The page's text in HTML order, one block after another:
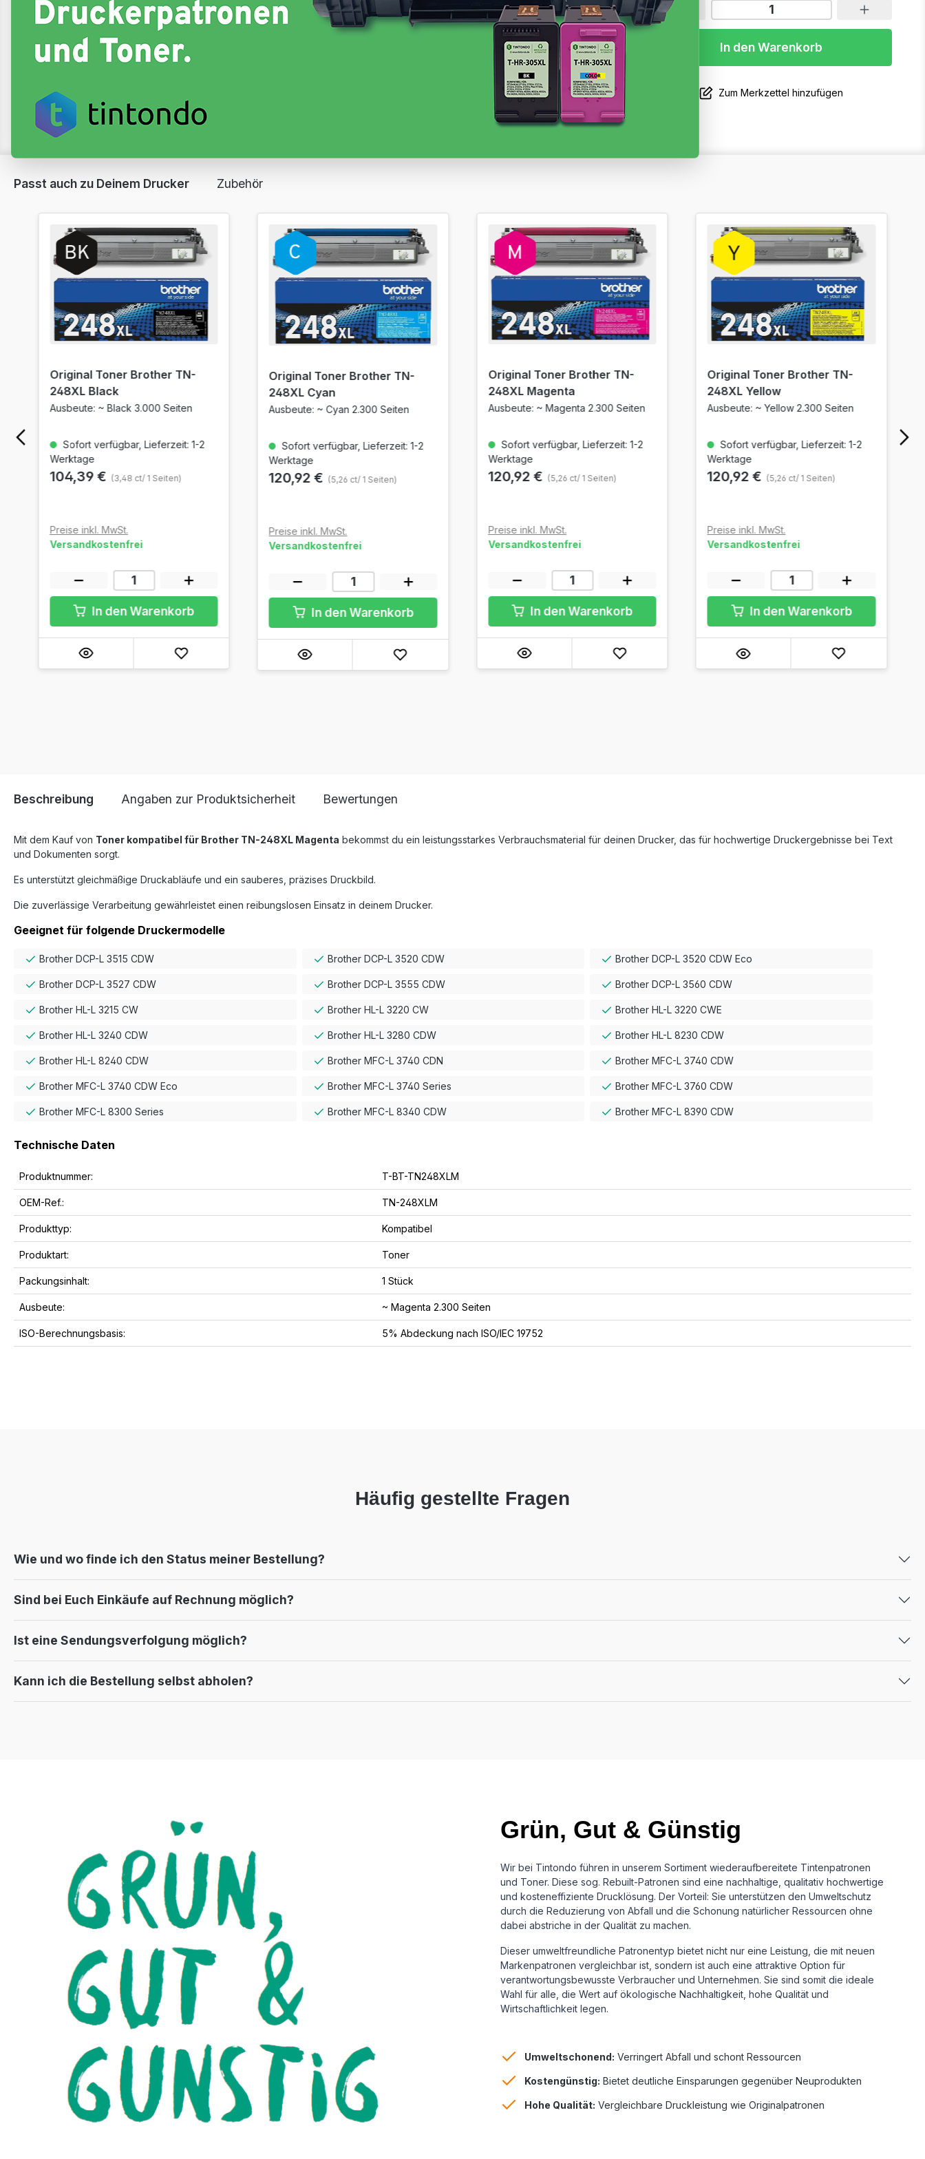
Sofort verfügbar, Lieferzeit: 1-2 Werktage
Sofort verfügbar, Lieferzeit: 1-2 Werktage
Sofort verfügbar, Lieferzeit: 1-2 Werktage
Weitere Variationen anzeigen
In den Warenkorb
Zum Merkzettel hinzufügen
Passt auch zu Deinem Drucker Zubehör
Original Toner Brother TN-
248XL Black
Ausbeute: ~ Black 3.000 Seiten
Sofort verfügbar, Lieferzeit: 1-2
Werktage
104,39 € (3,48 ct/ 1 Seiten)
Preise inkl. MwSt.
Versandkostenfrei
In den Warenkorb
Original Toner Brother TN-
248XL Cyan
Ausbeute: ~ Cyan 2.300 Seiten
Sofort verfügbar, Lieferzeit: 1-2
Werktage
120,92 € (5,26 ct/ 1 Seiten)
Preise inkl. MwSt.
Versandkostenfrei
In den Warenkorb
Original Toner Brother TN-
248XL Magenta
Ausbeute: ~ Magenta 2.300 Seiten
Sofort verfügbar, Lieferzeit: 1-2
Werktage
120,92 € (5,26 ct/ 1 Seiten)
Preise inkl. MwSt.
Versandkostenfrei
In den Warenkorb
Original Toner Brother TN-
248XL Yellow
Ausbeute: ~ Yellow 2.300 Seiten
Sofort verfügbar, Lieferzeit: 1-2
Werktage
120,92 € (5,26 ct/ 1 Seiten)
Preise inkl. MwSt.
Versandkostenfrei
In den Warenkorb
Beschreibung Angaben zur Produktsicherheit Bewertungen
Mit dem Kauf von Toner kompatibel für Brother TN-248XL Magenta bekommst du ein leistungsstarkes Verbrauchsmaterial für deinen Drucker, das für hochwertige Druckergebnisse bei Text
und Dokumenten sorgt.
Es unterstützt gleichmäßige Druckabläufe und ein sauberes, präzises Druckbild.
Die zuverlässige Verarbeitung gewährleistet einen reibungslosen Einsatz in deinem Drucker.
Geeignet für folgende Druckermodelle
Brother DCP-L 3515 CDW Brother DCP-L 3520 CDW Brother DCP-L 3520 CDW Eco
Brother DCP-L 3527 CDW Brother DCP-L 3555 CDW Brother DCP-L 3560 CDW
Brother HL-L 3215 CW Brother HL-L 3220 CW Brother HL-L 3220 CWE
Brother HL-L 3240 CDW Brother HL-L 3280 CDW Brother HL-L 8230 CDW
Brother HL-L 8240 CDW Brother MFC-L 3740 CDN Brother MFC-L 3740 CDW
Brother MFC-L 3740 CDW Eco Brother MFC-L 3740 Series Brother MFC-L 3760 CDW
Brother MFC-L 8300 Series Brother MFC-L 8340 CDW Brother MFC-L 8390 CDW
Technische Daten
Produktnummer: T-BT-TN248XLM
OEM-Ref.: TN-248XLM
Produkttyp: Kompatibel
Produktart: Toner
Packungsinhalt: 1 Stück
Ausbeute: ~ Magenta 2.300 Seiten
ISO-Berechnungsbasis: 5% Abdeckung nach ISO/IEC 19752
Häufig gestellte Fragen
Wie und wo finde ich den Status meiner Bestellung?
Sind bei Euch Einkäufe auf Rechnung möglich?
Ist eine Sendungsverfolgung möglich?
Kann ich die Bestellung selbst abholen?
Grün, Gut & Günstig
Wir bei Tintondo führen in unserem Sortiment wiederaufbereitete Tintenpatronen
und Toner. Diese sog. Rebuilt-Patronen sind eine nachhaltige, qualitativ hochwertige
und kosteneffiziente Drucklösung. Der Vorteil: Sie unterstützen den Umweltschutz
durch die Reduzierung von Abfall und die Schonung natürlicher Ressourcen ohne
dabei abstriche in der Qualität zu machen.
Dieser umweltfreundliche Patronentyp bietet nicht nur eine Leistung, die mit neuen
Markenpatronen vergleichbar ist, sondern ist auch eine attraktive Option für
verantwortungsbewusste Verbraucher und Unternehmen. Sie sind somit die ideale
Wahl für alle, die Wert auf ökologische Nachhaltigkeit, hohe Qualität und
Wirtschaftlichkeit legen.
Umweltschonend: Verringert Abfall und schont Ressourcen
Kostengünstig: Bietet deutliche Einsparungen gegenüber Neuprodukten
Hohe Qualität: Vergleichbare Druckleistung wie Originalpatronen